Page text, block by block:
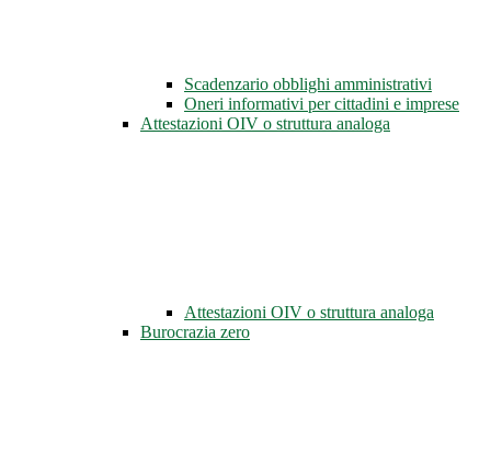
Scadenzario obblighi amministrativi
Oneri informativi per cittadini e imprese
Attestazioni OIV o struttura analoga
Attestazioni OIV o struttura analoga
Burocrazia zero